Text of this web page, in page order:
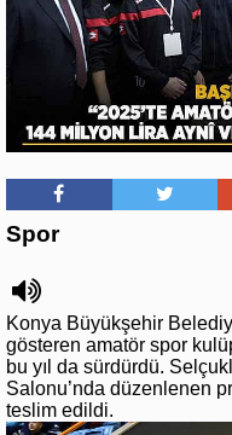
Spor
Konya Büyükşehir
gösteren amatör spor
bu yıl da sürdürdü.
Salonu’nda düzenlenen
teslim edildi.